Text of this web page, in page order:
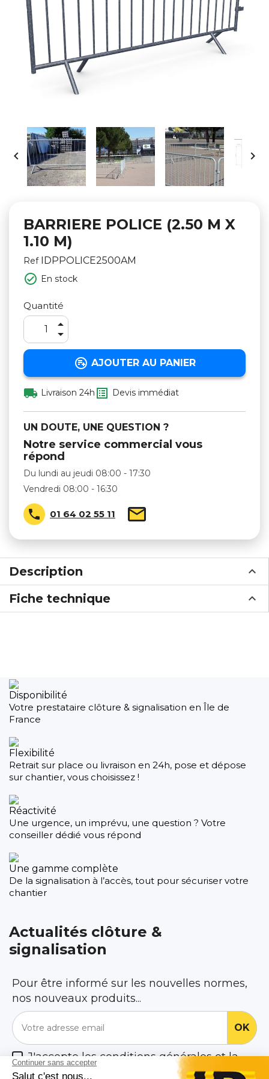
 
BARRIERE POLICE (2.50 M X
1.10 M)
Ref IDPPOLICE2500AM
 En stock
Quantité


 AJOUTER AU PANIER
 Livraison 24h  Devis immédiat
UN DOUTE, UNE QUESTION ?
Notre service commercial vous
répond
Du lundi au jeudi 08:00 - 17:30
Vendredi 08:00 - 16:30
 01 64 02 55 11
Description
Fiche technique
Disponibilité
Votre prestataire clôture & signalisation en Île de
France
Flexibilité
Retrait sur place ou livraison en 24h, pose et dépose
sur chantier, vous choisissez !
Réactivité
Une urgence, un imprévu, une question ? Votre
conseiller dédié vous répond
Une gamme complète
De la signalisation à l’accès, tout pour sécuriser votre
chantier
Actualités clôture &
signalisation
Pour être informé sur les nouvelles normes,
nos nouveaux produits...
J'accepte les conditions générales et la
politique de confidentialité